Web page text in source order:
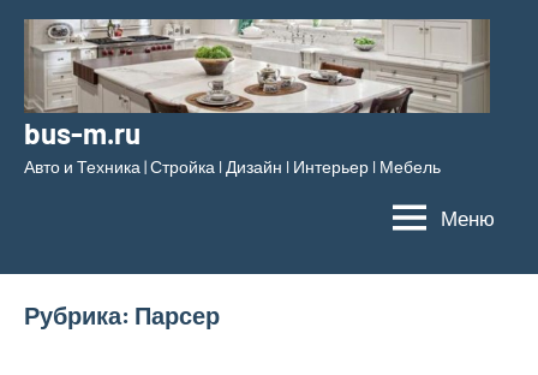
Перейти
содержимому
bus-m.ru
Авто и Техника | Стройка l Дизайн l Интерьер l Мебель
Меню
Рубрика: Парсер